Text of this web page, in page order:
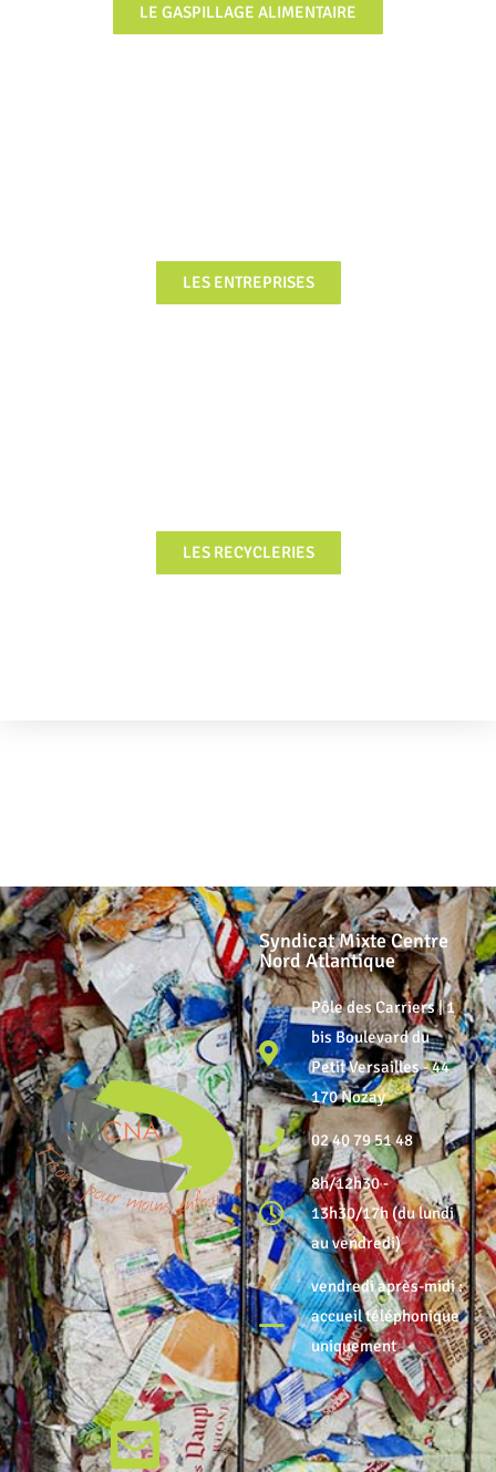
LE GASPILLAGE ALIMENTAIRE
LES ENTREPRISES
LES RECYCLERIES
Syndicat Mixte Centre
Nord Atlantique
Pôle des Carriers | 1
bis Boulevard du
Petit Versailles - 44
170 Nozay
02 40 79 51 48
8h/12h30 -
13h30/17h (du lundi
au vendredi)
vendredi après-midi :
accueil téléphonique
uniquement